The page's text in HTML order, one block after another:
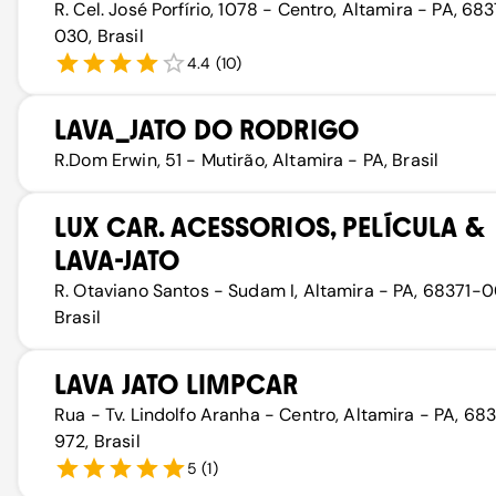
R. Cel. José Porfírio, 1078 - Centro, Altamira - PA,
030, Brasil
4.4 (10)
LAVA_JATO DO RODRIGO
R.Dom Erwin, 51 - Mutirão, Altamira - PA, Brasil
LUX CAR. ACESSORIOS, PELÍCULA &
LAVA-JATO
R. Otaviano Santos - Sudam I, Altamira - PA, 68371-
Brasil
LAVA JATO LIMPCAR
Rua - Tv. Lindolfo Aranha - Centro, Altamira - PA,
972, Brasil
5 (1)